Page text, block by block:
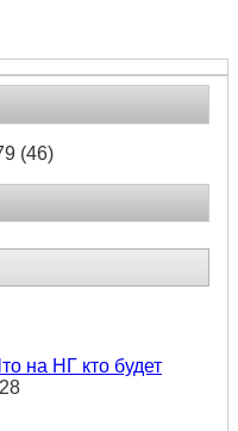
(46)
на НГ кто будет